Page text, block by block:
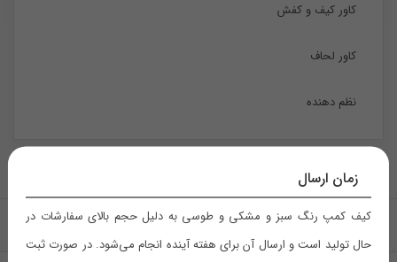
زمان ارسال
کیف کمپ رنگ سبز و مشکی و طوسی به دلیل حجم بالای سفارشات در
حال تولید است و ارسال آن برای هفته آینده انجام می‌شود. در صورت ثبت
کاور کیف و کفش
کاور لحاف
نظم دهنده
بازگشت به بالا